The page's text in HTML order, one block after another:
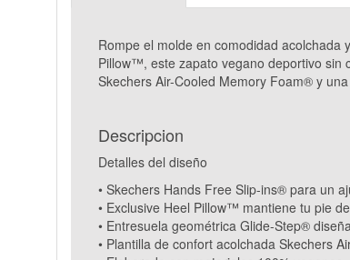
Rompe el molde en comodidad acolchada
Pillow™, este zapato vegano deportivo sin
Skechers Air-Cooled Memory Foam® y
Descripcion
Detalles del diseño
• Skechers Hands Free Slip-ins® para un
• Exclusive Heel Pillow™ mantiene tu pie
• Entresuela geométrica Glide-Step®
• Plantilla de confort acolchada Skechers